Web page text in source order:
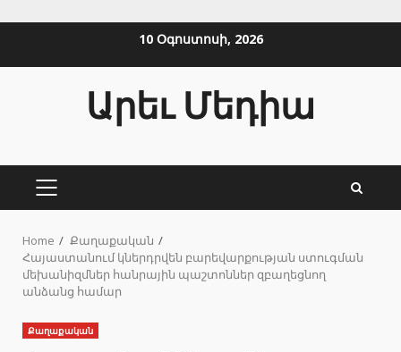
10 Օգոստոսի, 2026
Արեւ Մեդիա
PRIMARY
Home
Քաղաքական
Հայաստանում կներդրվեն բարեվարքության ստուգման
մեխանիզմներ հանրային պաշտոններ զբաղեցնող
անձանց համար
Քաղաքական